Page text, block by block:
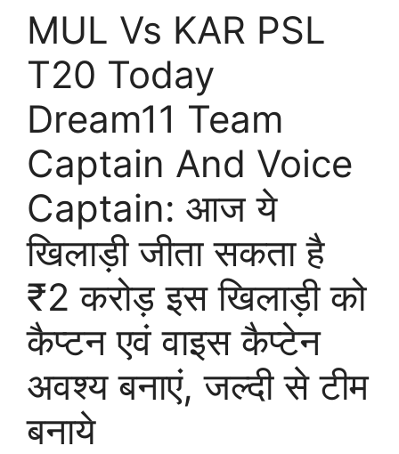
MUL Vs KAR PSL
T20 Today
Dream11 Team
Captain And Voice
Captain: आज ये
खिलाड़ी जीता सकता है
₹2 करोड़ इस खिलाड़ी को
कैप्टन एवं वाइस कैप्टेन
अवश्य बनाएं, जल्दी से टीम
बनाये